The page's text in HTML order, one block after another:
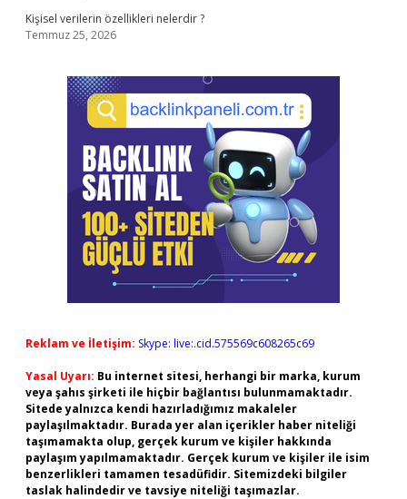
Kişisel verilerin özellikleri nelerdir ?
Temmuz 25, 2026
Reklam ve İletişim: Skype: live:.cid.575569c608265c69
Yasal Uyarı: Bu internet sitesi, herhangi bir marka, kurum
veya şahıs şirketi ile hiçbir bağlantısı bulunmamaktadır.
Sitede yalnızca kendi hazırladığımız makaleler
paylaşılmaktadır. Burada yer alan içerikler haber niteliği
taşımamakta olup, gerçek kurum ve kişiler hakkında
paylaşım yapılmamaktadır. Gerçek kurum ve kişiler ile isim
benzerlikleri tamamen tesadüfidir. Sitemizdeki bilgiler
taslak halindedir ve tavsiye niteliği taşımazlar.